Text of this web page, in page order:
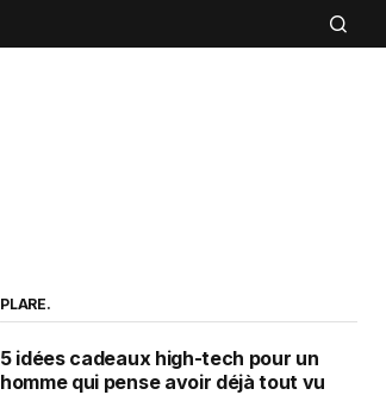
PLARE.
5 idées cadeaux high-tech pour un
homme qui pense avoir déjà tout vu